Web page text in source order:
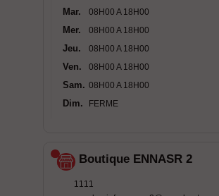
Mar. 08H00 A 18H00
Mer. 08H00 A 18H00
Jeu. 08H00 A 18H00
Ven. 08H00 A 18H00
Sam. 08H00 A 18H00
Dim. FERME
Boutique ENNASR 2
1111